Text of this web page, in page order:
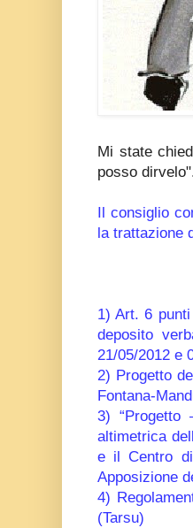
Mi state
posso
Il consiglio
la trattazione
1) Art. 6
deposito
21/05/2012 e
2) Progetto
Fontana-
3) “Progetto
altimetrica
e il Centro
Apposizione
4)
(Tarsu)